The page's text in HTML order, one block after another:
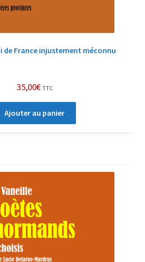
de France injustement méconnu
35,00€ TTC
Ajouter au panier